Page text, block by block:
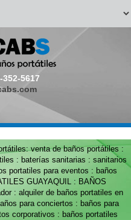
352-5617
venta de baños portátiles :
: baterías sanitarias : sanitarios
portatiles para eventos : baños
GUAYAQUIL : BAÑOS
: alquiler de baños portatiles en
para conciertos : baños para
corporativos : baños portatiles